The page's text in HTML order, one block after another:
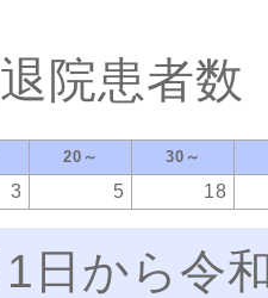
院患者数
20～ 30～
3 5 18
日から令